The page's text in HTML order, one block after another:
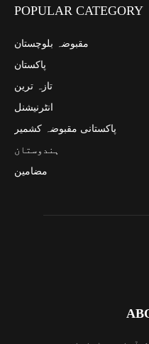
POPULAR CATEGORY
مقبوضہ بلوچستان
پاکستان
تازہ ترین
انٹرنیشنل
پاکستانی مقبوضہ کشمیر
ہندوستان
مضامین